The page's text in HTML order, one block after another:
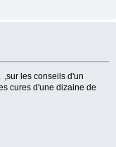
,sur les conseils d'un
cures d'une dizaine de